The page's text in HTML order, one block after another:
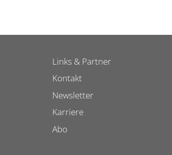
Links & Partner
Kontakt
Newsletter
Karriere
Abo